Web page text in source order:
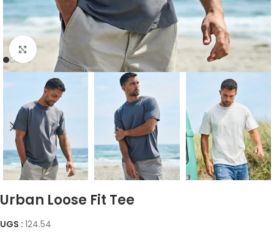
Click to enlarge
Urban Loose Fit Tee
UGS : 124.54